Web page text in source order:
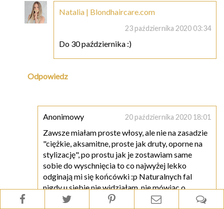
Natalia | Blondhaircare.com
23 października 2020 03:34
Do 30 października :)
Odpowiedz
Anonimowy 20 października 2020 18:01
Zawsze miałam proste włosy, ale nie na zasadzie
"ciężkie, aksamitne, proste jak druty, oporne na
stylizację", po prostu jak je zostawiam same
sobie do wyschnięcia to co najwyżej lekko
odginają mi się końcówki :p Naturalnych fal
nigdy u siebie nie widziałam, nie mówiąc o
lokach.